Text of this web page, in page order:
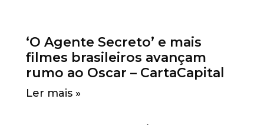
‘O Agente Secreto’ e mais
filmes brasileiros avançam
rumo ao Oscar – CartaCapital
Ler mais »